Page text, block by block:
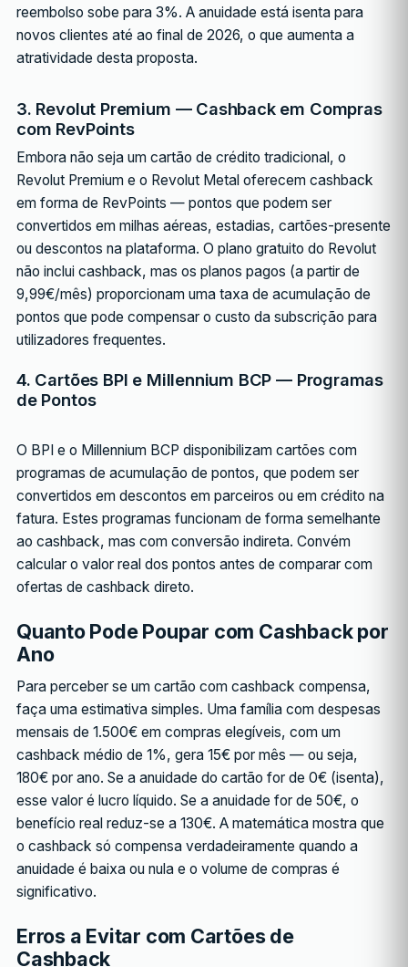
reembolso sobe para 3%. A anuidade está isenta para
novos clientes até ao final de 2026, o que aumenta a
atratividade desta proposta.
3. Revolut Premium — Cashback em Compras
com RevPoints
Embora não seja um cartão de crédito tradicional, o
Revolut Premium e o Revolut Metal oferecem cashback
em forma de RevPoints — pontos que podem ser
convertidos em milhas aéreas, estadias, cartões-presente
ou descontos na plataforma. O plano gratuito do Revolut
não inclui cashback, mas os planos pagos (a partir de
9,99€/mês) proporcionam uma taxa de acumulação de
pontos que pode compensar o custo da subscrição para
utilizadores frequentes.
4. Cartões BPI e Millennium BCP — Programas
de Pontos
O BPI e o Millennium BCP disponibilizam cartões com
programas de acumulação de pontos, que podem ser
convertidos em descontos em parceiros ou em crédito na
fatura. Estes programas funcionam de forma semelhante
ao cashback, mas com conversão indireta. Convém
calcular o valor real dos pontos antes de comparar com
ofertas de cashback direto.
Quanto Pode Poupar com Cashback por
Ano
Para perceber se um cartão com cashback compensa,
faça uma estimativa simples. Uma família com despesas
mensais de 1.500€ em compras elegíveis, com um
cashback médio de 1%, gera 15€ por mês — ou seja,
180€ por ano. Se a anuidade do cartão for de 0€ (isenta),
esse valor é lucro líquido. Se a anuidade for de 50€, o
benefício real reduz-se a 130€. A matemática mostra que
o cashback só compensa verdadeiramente quando a
anuidade é baixa ou nula e o volume de compras é
significativo.
Erros a Evitar com Cartões de
Cashback